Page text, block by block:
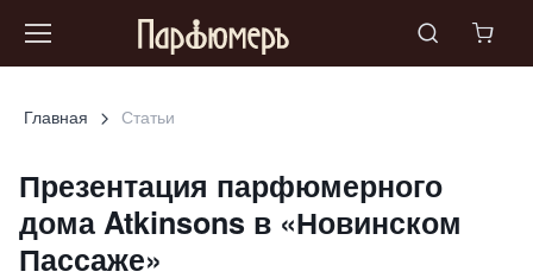
Главная Статьи
Презентация парфюмерного
дома Atkinsons в «Новинском
Пассаже»